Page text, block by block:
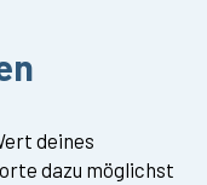
deines
dazu möglichst